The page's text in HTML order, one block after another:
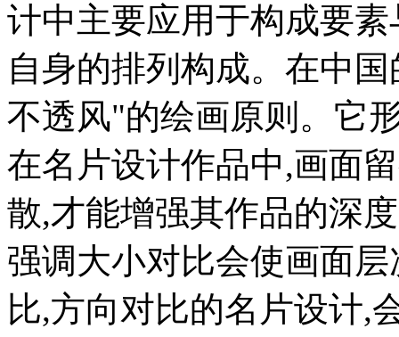
计中主要应用于构成要
自身的排列构成。在中
不透风"的绘画原则。它
在名片设计作品中,画面
散,才能增强其作品的深
强调大小对比会使画面
比,方向对比的名片设计,